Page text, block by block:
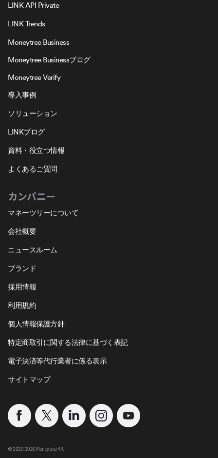
LINK API Private
LINK Trends
Moneytree Business
Moneytree Businessブログ
Moneytree Verify
導入事例
ソリューション
LINKブログ
資料・役立つ情報
よくあるご質問
カンパニー
マネーツリーについて
会社概要
ニュースルーム
ブランド
採用情報
利用規約
個人情報保護方針
特定商取引に関する法律に基づく表記
電子決済等代行業者に係る表示
サイトマップ
©︎ 2020-2026 Moneytree KK.